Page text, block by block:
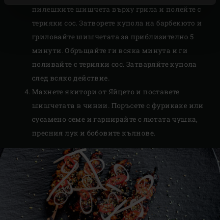
пилешките шишчета върху грила и полейте с
терияки сос. Затворете купола на барбекюто и
гриловайте шишчетата за приблизително 5
минути. Обръщайте ги всяка минута и ги
поливайте с терияки сос. Затваряйте купола
след всяко действие.
Махнете якитори от Яйцето и поставете
шишчетата в чинии. Поръсете с фурикаке или
сусамено семе и гарнирайте с лютата чушка,
пресния лук и бобовите кълнове.